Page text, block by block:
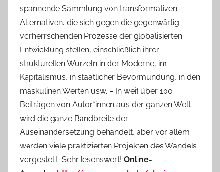
spannende Sammlung von transformativen
Alternativen, die sich gegen die gegenwärtig
vorherrschenden Prozesse der globalisierten
Entwicklung stellen, einschließlich ihrer
strukturellen Wurzeln in der Moderne, im
Kapitalismus, in staatlicher Bevormundung, in den
maskulinen Werten usw. – In weit über 100
Beiträgen von Autor*innen aus der ganzen Welt
wird die ganze Bandbreite der
Auseinandersetzung behandelt, aber vor allem
werden viele praktizierten Projekten des Wandels
vorgestellt. Sehr lesenswert! Online-